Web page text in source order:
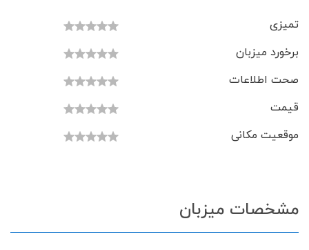
تمیزی
برخورد میزبان
صحت اطلاعات
قیمت
موقعیت مکانی
مشخصات میزبان